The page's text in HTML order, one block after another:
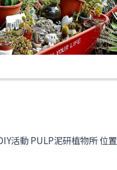
活動 PULP泥研植物所 位置